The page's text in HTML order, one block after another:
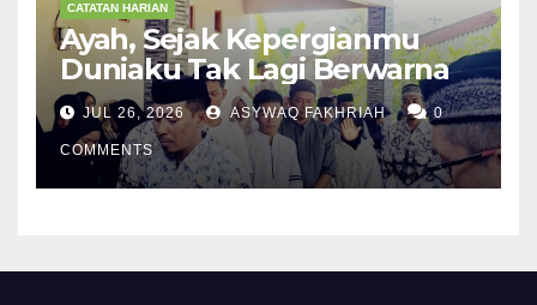
CATATAN HARIAN
Ayah, Sejak Kepergianmu
Duniaku Tak Lagi Berwarna
JUL 26, 2026 ASYWAQ FAKHRIAH 0
COMMENTS